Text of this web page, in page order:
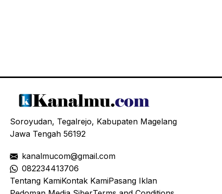
Soroyudan, Tegalrejo, Kabupaten Magelang
Jawa Tengah 56192
kanalmucom@gmail.com
082234413706
Tentang KamiKontak KamiPasang Iklan